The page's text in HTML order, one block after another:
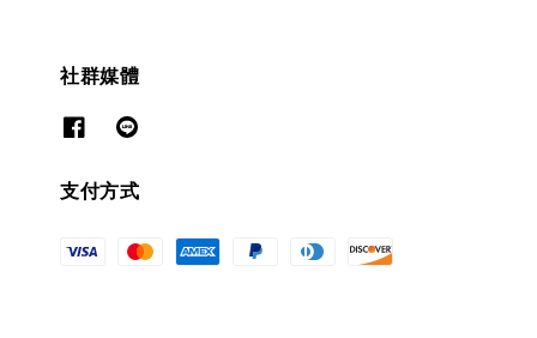
社群媒體
支付方式